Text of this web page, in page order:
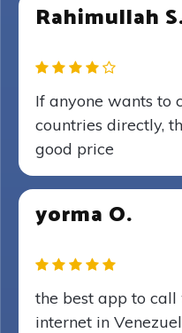
Rahimullah
If anyone wants to
countries directly,
good price
yorma O.
the best app to call
internet in